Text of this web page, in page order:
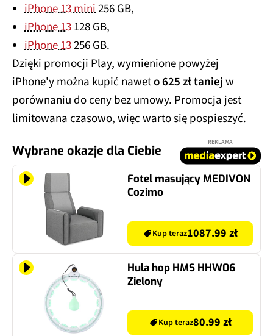
iPhone 13 mini256 GB,
iPhone 13128 GB,
iPhone 13256 GB.
Dzięki promocji Play, wymienione powyżej
iPhone'y można kupić naweto 625 zł taniejw
porównaniu do ceny bez umowy. Promocja jest
limitowana czasowo, więc warto się pospieszyć.
Wybrane okazje dla Ciebie
REKLAMA
Fotel masujący MEDIVON
Cozimo
Kup teraz1087.99 zł
Hula hop HMS HHW06
Zielony
Kup teraz80.99 zł